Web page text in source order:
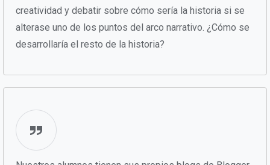
creatividad y debatir sobre cómo sería la historia si se
alterase uno de los puntos del arco narrativo. ¿Cómo se
desarrollaría el resto de la historia?